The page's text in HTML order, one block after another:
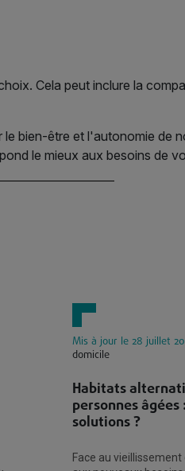
Cela peut inclure la
bien-être et l'autonomie de
le mieux aux besoins de
Mis à jour le 28 juillet
domicile
Habitats
personnes âgées
solutions ?
Face au